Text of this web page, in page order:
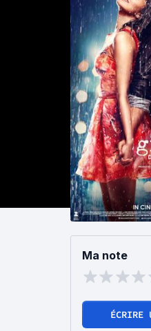
Ma note
ÉCRIRE